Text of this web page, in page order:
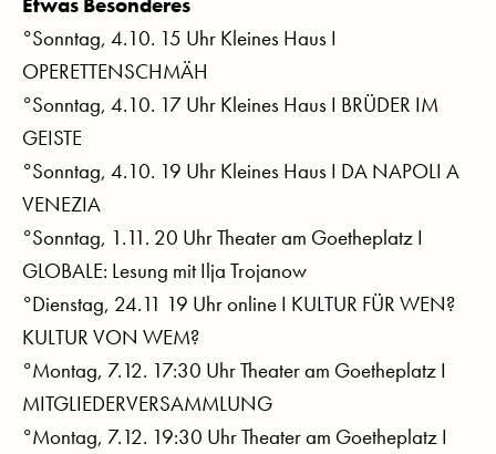
°Sonntag, 4.10. 15 Uhr Kleines Haus I
OPERETTENSCHMÄH
°Sonntag, 4.10. 17 Uhr Kleines Haus I BRÜDER IM
GEISTE
°Sonntag, 4.10. 19 Uhr Kleines Haus I DA NAPOLI A
VENEZIA
°Sonntag, 1.11. 20 Uhr Theater am Goetheplatz I
GLOBALE: Lesung mit Ilja Trojanow
°Dienstag, 24.11 19 Uhr online I KULTUR FÜR WEN?
KULTUR VON WEM?
°Montag, 7.12. 17:30 Uhr Theater am Goetheplatz I
MITGLIEDERVERSAMMLUNG
°Montag, 7.12. 19:30 Uhr Theater am Goetheplatz I